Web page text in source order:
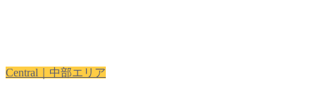
Central｜中部エリア